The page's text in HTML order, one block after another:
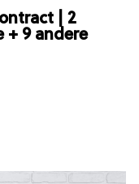
| 2
+ 9 andere